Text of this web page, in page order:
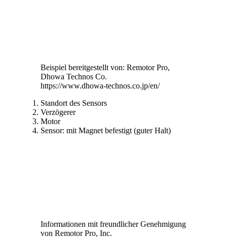
Beispiel bereitgestellt von: Remotor Pro,
Dhowa Technos Co.
https://www.dhowa-technos.co.jp/en/
Standort des Sensors
Verzögerer
Motor
Sensor: mit Magnet befestigt (guter Halt)
Informationen mit freundlicher Genehmigung
von Remotor Pro, Inc.